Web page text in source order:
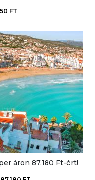
FT
áron 87.180 Ft-ért!